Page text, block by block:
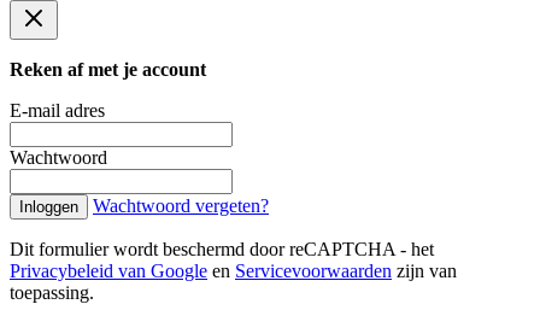
Reken af met je account
E-mail adres
Wachtwoord
Inloggen Wachtwoord vergeten?
Dit formulier wordt beschermd door reCAPTCHA - het
Privacybeleid van Google en Servicevoorwaarden zijn van
toepassing.